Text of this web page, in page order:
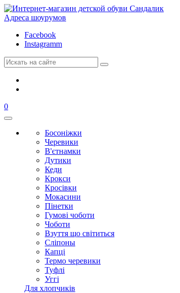
Адреса шоурумов
Facebook
Instagramm
0
Босоніжки
Черевики
В'єтнамки
Дутики
Кеди
Крокси
Кросівки
Мокасини
Пінетки
Гумові чоботи
Чоботи
Взуття що світиться
Сліпоны
Капці
Термо черевики
Туфлі
Уггі
Для хлопчиків